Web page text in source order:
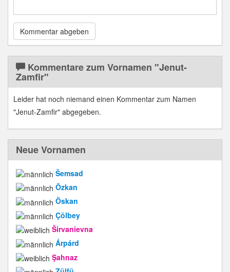
Kommentare zum Vornamen "Jenut-
Zamfir"
Leider hat noch niemand einen Kommentar zum Namen
"Jenut-Zamfir" abgegeben.
Neue Vornamen
Šemsad
Özkan
Öskan
Çölbey
Širvanievna
Árpárd
Şahnaz